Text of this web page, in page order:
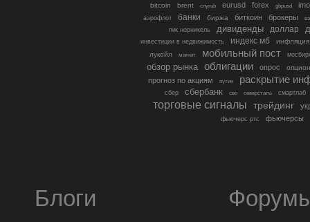
bitcoin brent cnyrub eurusd forex gbpusd
аэрофлот банки биржа биткоин брокеры
гмк норникель
дивиденды доллар
инвестиции в недвижимость индекс мб
инфляция
лукойл
магнит мобильный пост
обзор рынка облигации опрос
прогноз по акциям путин раскрытие
сбер сбербанк сво северсталь смартлаб
торговые сигналы трейдинг
фьючерс ртс фьючерсы
Блоги